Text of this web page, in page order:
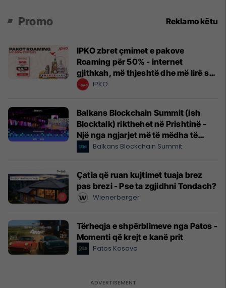
Promo Reklamo këtu
IPKO zbret çmimet e pakove
Roaming për 50% - internet
gjithkah, më thjeshtë dhe më lirë se
kurrë!IPKO
Balkans Blockchain Summit (ish
Blocktalk) rikthehet në Prishtinë -
Një nga ngjarjet më të mëdha të
Web3 në Europë
Balkans Blockchain Summit
Çatia që ruan kujtimet tuaja brez
pas brezi - Pse ta zgjidhni Tondach?
Wienerberger
Tërheqja e shpërblimeve nga Patos -
Momenti që krejt e kanë prit
Patos Kosova